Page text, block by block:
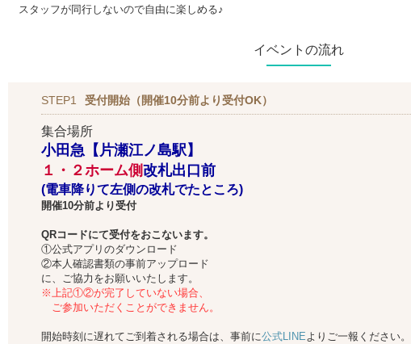
スタッフが同行しないので自由に楽しめる♪
イベントの流れ
STEP1 受付開始（開催10分前より受付OK）
集合場所
小田急【片瀬江ノ島駅】
１・２ホーム側改札出口前
(電車降りて左側の改札でたところ)
開催10分前より受付
QRコードにて受付をおこないます。
①公式アプリのダウンロード
②本人確認書類の事前アップロード
に、ご協力をお願いいたします。
※上記①②が完了していない場合、
ご参加いただくことができません。
開始時刻に遅れてご到着される場合は、事前に公式LINEよりご一報ください。